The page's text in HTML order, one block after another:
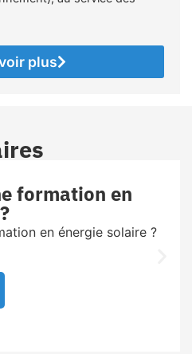
plus
formation en
en énergie solaire ?